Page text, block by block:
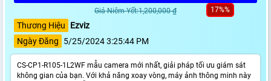
Giá Niêm Yết:1,200,000 ₫ 17%%
Thương Hiệu
Ezviz
Ngày Đăng
5/25/2024 3:25:44 PM
CS-CP1-R105-1L2WF mẫu camera mới nhất, giải pháp tối ưu giám sát
không gian của bạn. Với khả năng xoay vòng, máy ảnh thông minh này